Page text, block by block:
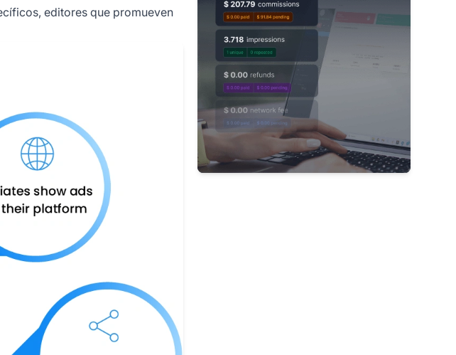
editores que promueven